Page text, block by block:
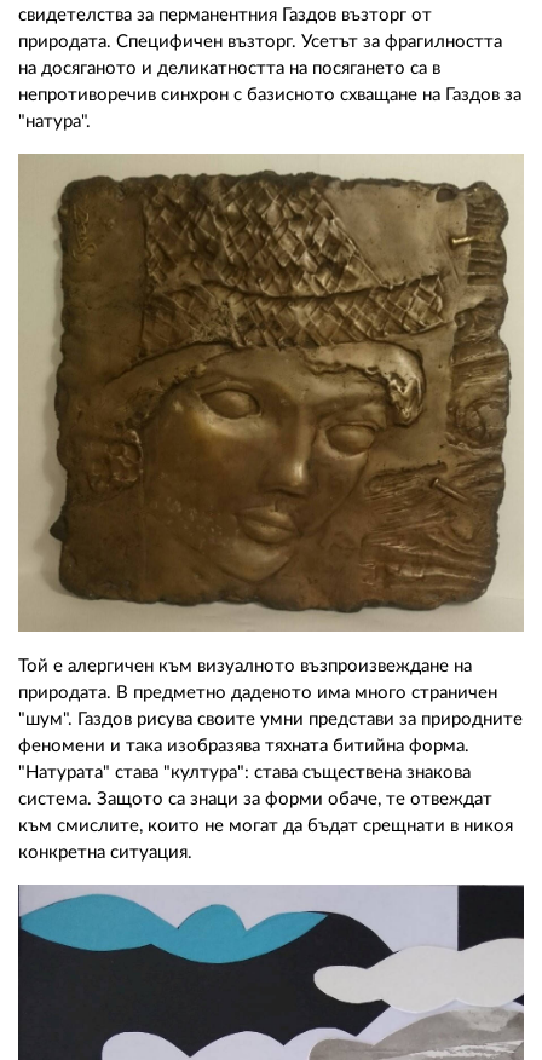
свидетелства за перманентния Газдов възторг от
природата. Специфичен възторг. Усетът за фрагилността
на досяганото и деликатността на посягането са в
непротиворечив синхрон с базисното схващане на Газдов за
"натура".
Той е алергичен към визуалното възпроизвеждане на
природата. В предметно даденото има много страничен
"шум". Газдов рисува своите умни представи за природните
феномени и така изобразява тяхната битийна форма.
"Натурата" става "култура": става съществена знакова
система. Защото са знаци за форми обаче, те отвеждат
към смислите, които не могат да бъдат срещнати в никоя
конкретна ситуация.